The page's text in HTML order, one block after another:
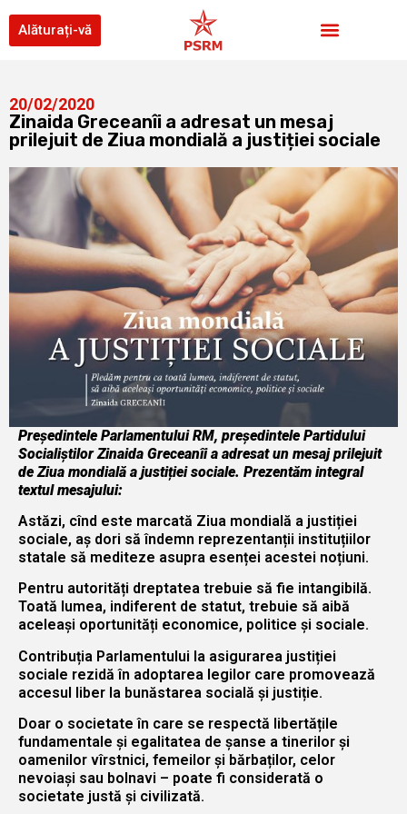
Alăturați-vă
20/02/2020
Zinaida Greceanîi a adresat un mesaj
prilejuit de Ziua mondială a justiției sociale
Președintele Parlamentului RM, președintele Partidului
Socialiștilor Zinaida Greceanîi a adresat un mesaj prilejuit
de Ziua mondială a justiției sociale. Prezentăm integral
textul mesajului:
Astăzi, cînd este marcată Ziua mondială a justiției
sociale, aș dori să îndemn reprezentanții instituțiilor
statale să mediteze asupra esenței acestei noțiuni.
Pentru autorități dreptatea trebuie să fie intangibilă.
Toată lumea, indiferent de statut, trebuie să aibă
aceleași oportunități economice, politice și sociale.
Contribuția Parlamentului la asigurarea justiției
sociale rezidă în adoptarea legilor care promovează
accesul liber la bunăstarea socială și justiție.
Doar o societate în care se respectă libertățile
fundamentale și egalitatea de șanse a tinerilor și
oamenilor vîrstnici, femeilor și bărbaților, celor
nevoiași sau bolnavi – poate fi considerată o
societate justă și civilizată.